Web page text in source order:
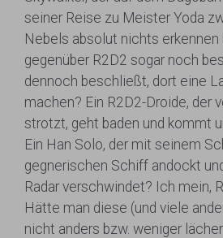
seiner Reise zu Meister Yoda
Nebels absolut nichts erkennen
gegenüber R2D2 sogar noch
dennoch beschließt, dort eine
machen? Ein R2D2-Droide, der
strotzt, geht baden und kommt
Ein Han Solo, der mit seinem
gegnerischen Schiff andockt
Radar verschwindet? Ich mein,
Hätte man diese (und viele
nicht anders bzw. weniger